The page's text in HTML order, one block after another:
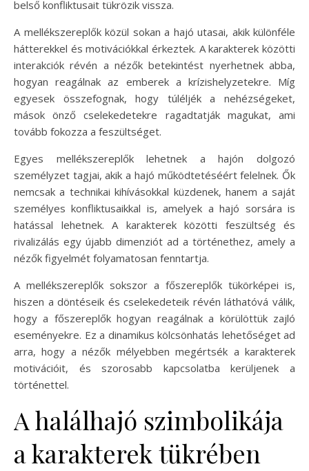
belső konfliktusait tükrözik vissza.
A mellékszereplők közül sokan a hajó utasai, akik különféle
hátterekkel és motivációkkal érkeztek. A karakterek közötti
interakciók révén a nézők betekintést nyerhetnek abba,
hogyan reagálnak az emberek a krízishelyzetekre. Míg
egyesek összefognak, hogy túléljék a nehézségeket,
mások önző cselekedetekre ragadtatják magukat, ami
tovább fokozza a feszültséget.
Egyes mellékszereplők lehetnek a hajón dolgozó
személyzet tagjai, akik a hajó működtetéséért felelnek. Ők
nemcsak a technikai kihívásokkal küzdenek, hanem a saját
személyes konfliktusaikkal is, amelyek a hajó sorsára is
hatással lehetnek. A karakterek közötti feszültség és
rivalizálás egy újabb dimenziót ad a történethez, amely a
nézők figyelmét folyamatosan fenntartja.
A mellékszereplők sokszor a főszereplők tükörképei is,
hiszen a döntéseik és cselekedeteik révén láthatóvá válik,
hogy a főszereplők hogyan reagálnak a körülöttük zajló
eseményekre. Ez a dinamikus kölcsönhatás lehetőséget ad
arra, hogy a nézők mélyebben megértsék a karakterek
motivációit, és szorosabb kapcsolatba kerüljenek a
történettel.
A halálhajó szimbolikája
a karakterek tükrében